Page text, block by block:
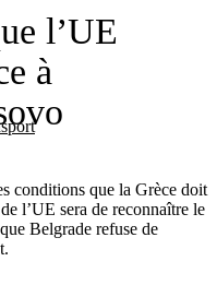
l’UE
à
conditions que la Grèce doit
l’UE sera de reconnaître le
Belgrade refuse de